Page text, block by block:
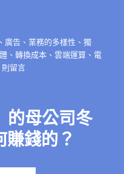
、 廣告 、 業務的多樣性 、獨
、轉換成本 、雲端運算 、 電
），
則留言
母公司冬
錢的？